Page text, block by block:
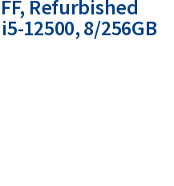
Refurbished
12500, 8/256GB